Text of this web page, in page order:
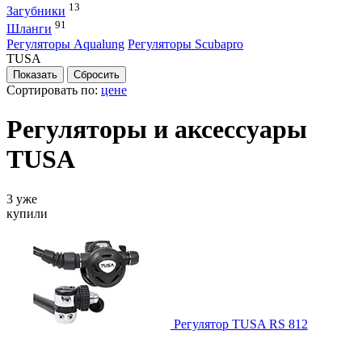
Загубники 13
Шланги 91
Регуляторы Aqualung Регуляторы Scubapro
TUSA
Сортировать по: цене
Регуляторы и аксессуары
TUSA
3 уже
купили
Регулятор TUSA RS 812